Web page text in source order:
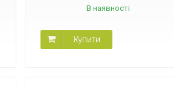
В наявності
Купити